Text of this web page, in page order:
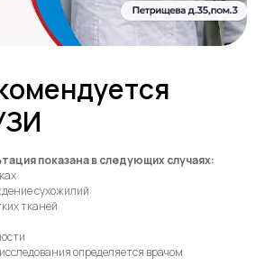
показана в следующих случаях:
сухожилий
тканей
определяется врачом